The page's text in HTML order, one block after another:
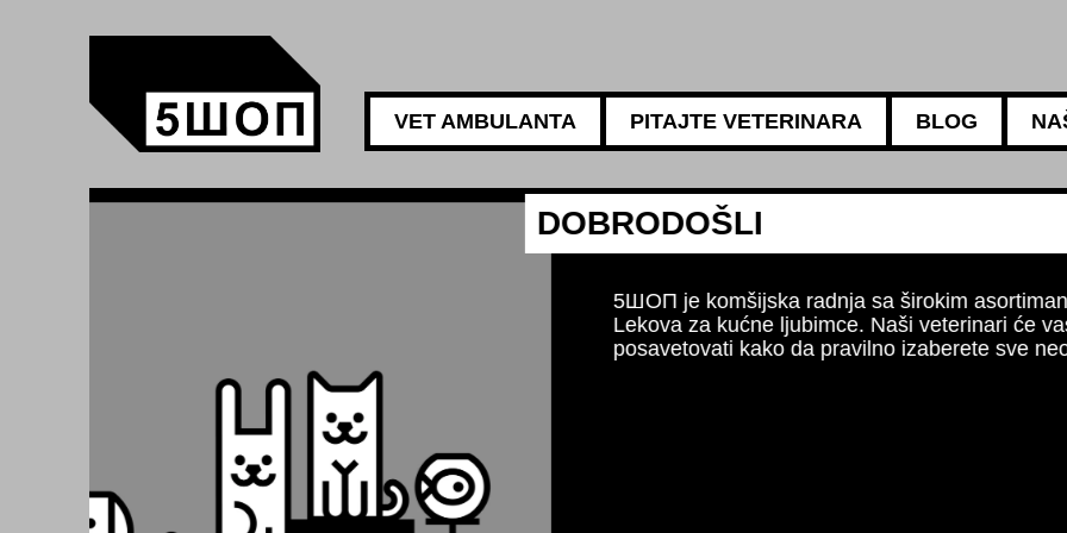
VET AMBULANTA PITAJTE VETERINARA BLOG
5АМБУЛАНТА
Za sve potrebe
Naši iskusni
ishrani, negi i